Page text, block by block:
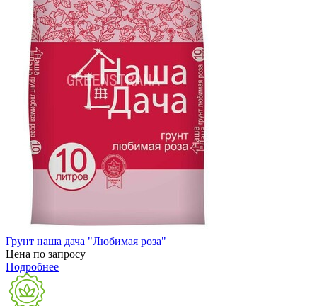
Грунт наша дача "Любимая роза"
Цена по запросу
Подробнее